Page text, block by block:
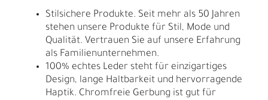
Stilsichere Produkte. Seit mehr als 50 Jahren
stehen unsere Produkte für Stil, Mode und
Qualität. Vertrauen Sie auf unsere Erfahrung
als Familienunternehmen.
100% echtes Leder steht für einzigartiges
Design, lange Haltbarkeit und hervorragende
Haptik. Chromfreie Gerbung ist gut für